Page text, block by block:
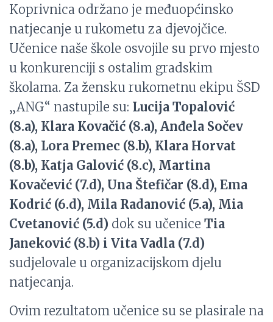
Koprivnica održano je međuopćinsko
natjecanje u rukometu za djevojčice.
Učenice naše škole osvojile su prvo mjesto
u konkurenciji s ostalim gradskim
školama. Za žensku rukometnu ekipu ŠSD
„ANG“ nastupile su: Lucija Topalović
(8.a), Klara Kovačić (8.a), Anđela Sočev
(8.a), Lora Premec (8.b), Klara Horvat
(8.b), Katja Galović (8.c), Martina
Kovačević (7.d), Una Štefičar (8.d), Ema
Kodrić (6.d), Mila Radanović (5.a), Mia
Cvetanović (5.d) dok su učenice Tia
Janeković (8.b) i Vita Vadla (7.d)
sudjelovale u organizacijskom djelu
natjecanja.
Ovim rezultatom učenice su se plasirale na